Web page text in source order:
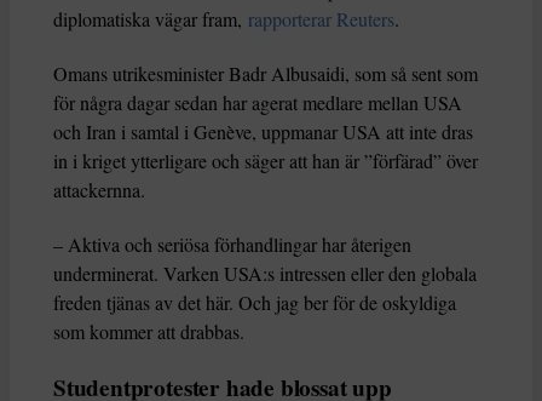
diplomatiska vägar fram, rapporterar Reuters.
Omans utrikesminister Badr Albusaidi, som så sent som
för några dagar sedan har agerat medlare mellan USA
och Iran i samtal i Genève, uppmanar USA att inte dras
in i kriget ytterligare och säger att han är ”förfärad” över
attackernna.
– Aktiva och seriösa förhandlingar har återigen
underminerat. Varken USA:s intressen eller den globala
freden tjänas av det här. Och jag ber för de oskyldiga
som kommer att drabbas.
Studentprotester hade blossat upp